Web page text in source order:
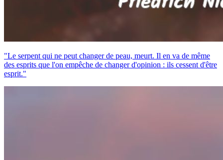
"Le serpent qui ne peut changer de peau, meurt. Il en va de même
des esprits que l'on empêche de changer d'opinion : ils cessent d'être
esprit."